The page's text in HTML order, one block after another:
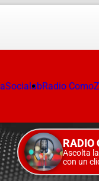
SocialabRadio
RADIO
Ascolta
con un